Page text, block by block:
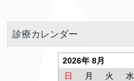
診療カレンダー
2026年 8月
日
月 火 水